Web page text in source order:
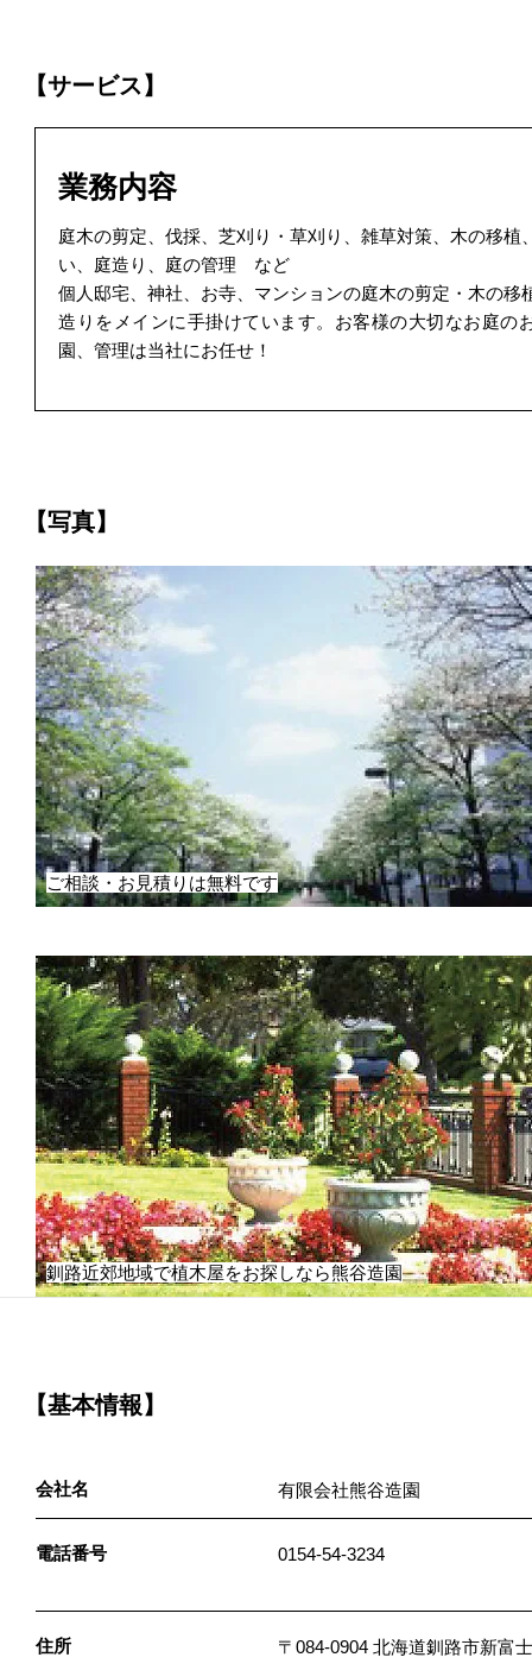
【サービス】
業務内容
庭木の剪定、伐採、芝刈り・草刈り、雑草対策、木の移植
い、庭造り、庭の管理 など
個人邸宅、神社、お寺、マンションの庭木の剪定・木の移
造りをメインに手掛けています。お客様の大切なお庭の
園、管理は当社にお任せ！
【写真】
ご相談・お見積りは無料です
釧路近郊地域で植木屋をお探しなら熊谷造園
【基本情報】
会社名 有限会社熊谷造園
電話番号 0154-54-3234
住所 〒084-0904 北海道釧路市新富